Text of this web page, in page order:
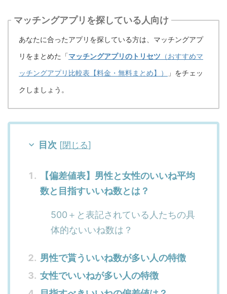
マッチングアプリを探している人向け
あなたに合ったアプリを探している方は、マッチングアプ
リをまとめた「マッチングアプリのトリセツ （おすすめマ
ッチングアプリ比較表【料金・無料まとめ】）
」をチェッ
クしましょう。
目次 [閉じる]
【偏差値表】男性と女性のいいね平均
数と目指すいいね数とは？
500＋と表記されている人たちの具
体的ないいね数は？
男性で貰ういいね数が多い人の特徴
女性でいいねが多い人の特徴